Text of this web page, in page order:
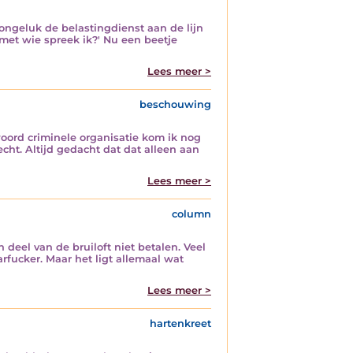
de belastingdienst aan de lijn
wie spreek ik?' Nu een beetje
Lees meer >
beschouwing
criminele organisatie kom ik nog
Altijd gedacht dat dat alleen aan
Lees meer >
column
deel van de bruiloft niet betalen. Veel
Maar het ligt allemaal wat
Lees meer >
hartenkreet